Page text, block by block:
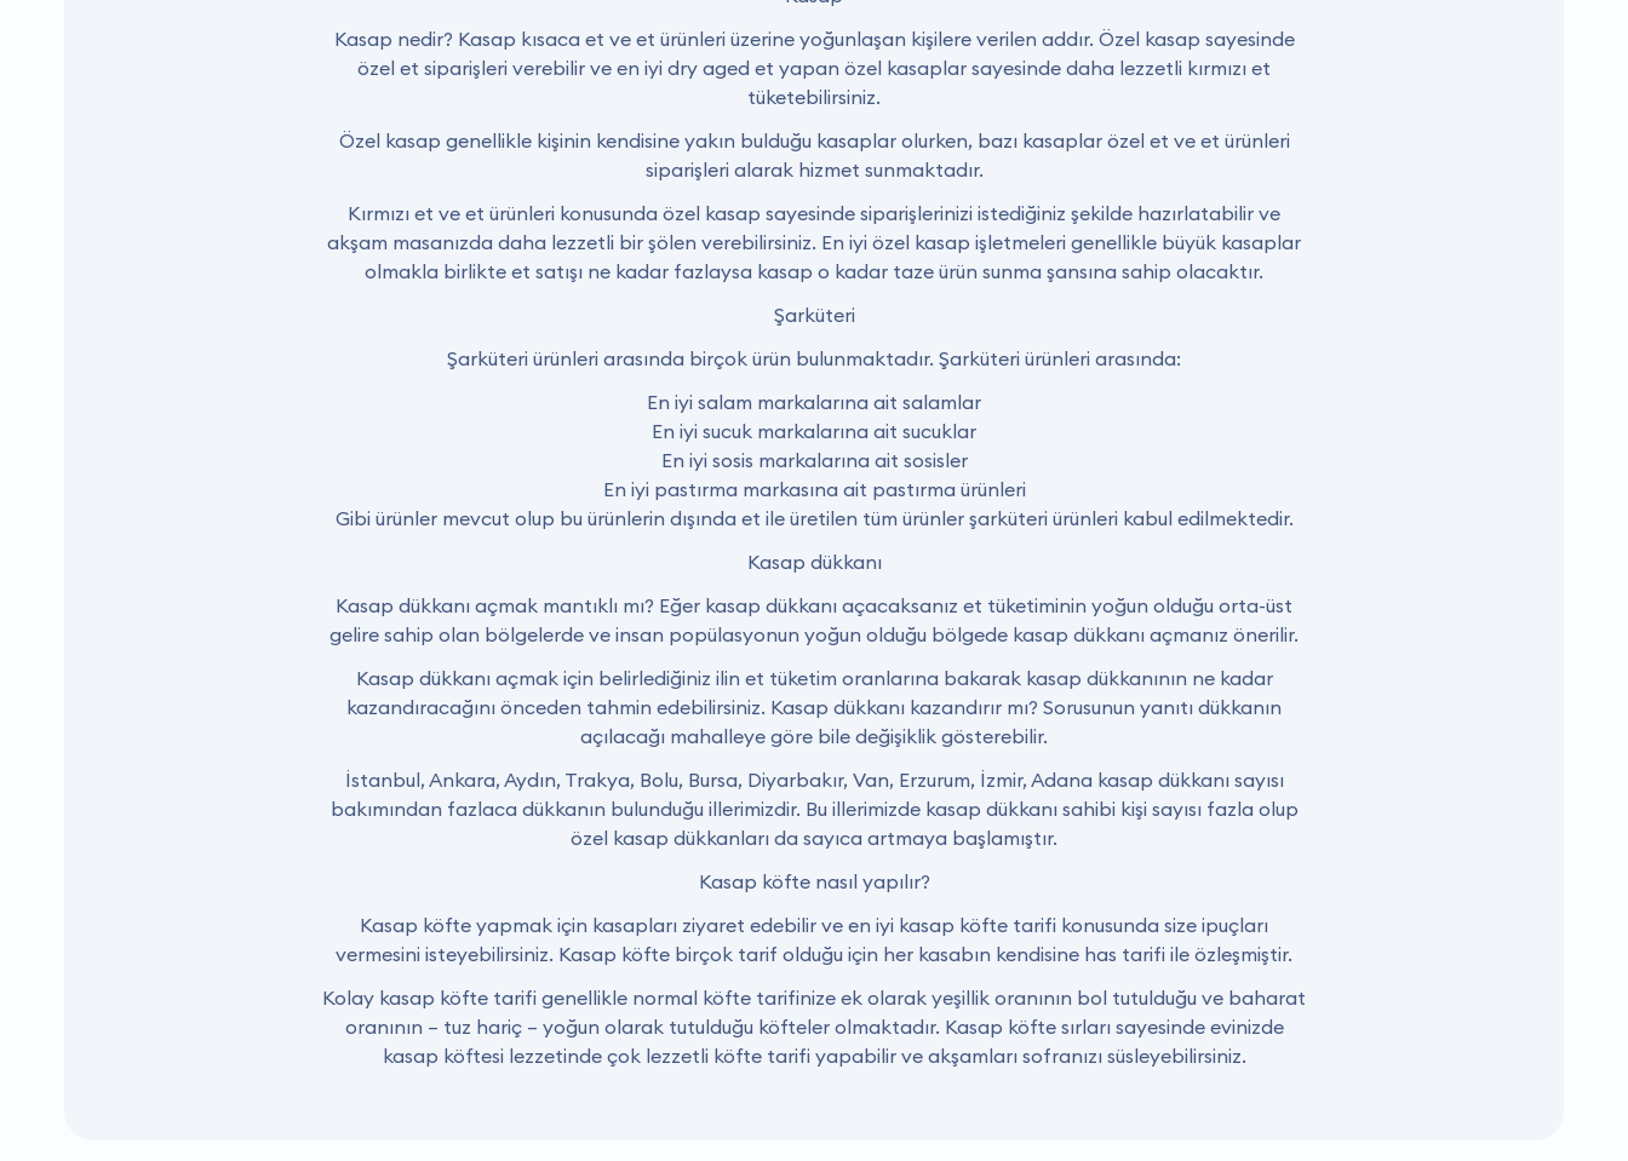
Kasap nedir? Kasap kısaca et ve et ürünleri üzerine yoğunlaşan kişilere verilen addır. Özel kasap sayesinde
özel et siparişleri verebilir ve en iyi dry aged et yapan özel kasaplar sayesinde daha lezzetli kırmızı et
tüketebilirsiniz.
Özel kasap genellikle kişinin kendisine yakın bulduğu kasaplar olurken, bazı kasaplar özel et ve et ürünleri
siparişleri alarak hizmet sunmaktadır.
Kırmızı et ve et ürünleri konusunda özel kasap sayesinde siparişlerinizi istediğiniz şekilde hazırlatabilir ve
akşam masanızda daha lezzetli bir şölen verebilirsiniz. En iyi özel kasap işletmeleri genellikle büyük kasaplar
olmakla birlikte et satışı ne kadar fazlaysa kasap o kadar taze ürün sunma şansına sahip olacaktır.
Şarküteri
Şarküteri ürünleri arasında birçok ürün bulunmaktadır. Şarküteri ürünleri arasında:
En iyi salam markalarına ait salamlar
En iyi sucuk markalarına ait sucuklar
En iyi sosis markalarına ait sosisler
En iyi pastırma markasına ait pastırma ürünleri
Gibi ürünler mevcut olup bu ürünlerin dışında et ile üretilen tüm ürünler şarküteri ürünleri kabul edilmektedir.
Kasap dükkanı
Kasap dükkanı açmak mantıklı mı? Eğer kasap dükkanı açacaksanız et tüketiminin yoğun olduğu orta-üst
gelire sahip olan bölgelerde ve insan popülasyonun yoğun olduğu bölgede kasap dükkanı açmanız önerilir.
Kasap dükkanı açmak için belirlediğiniz ilin et tüketim oranlarına bakarak kasap dükkanının ne kadar
kazandıracağını önceden tahmin edebilirsiniz. Kasap dükkanı kazandırır mı? Sorusunun yanıtı dükkanın
açılacağı mahalleye göre bile değişiklik gösterebilir.
İstanbul, Ankara, Aydın, Trakya, Bolu, Bursa, Diyarbakır, Van, Erzurum, İzmir, Adana kasap dükkanı sayısı
bakımından fazlaca dükkanın bulunduğu illerimizdir. Bu illerimizde kasap dükkanı sahibi kişi sayısı fazla olup
özel kasap dükkanları da sayıca artmaya başlamıştır.
Kasap köfte nasıl yapılır?
Kasap köfte yapmak için kasapları ziyaret edebilir ve en iyi kasap köfte tarifi konusunda size ipuçları
vermesini isteyebilirsiniz. Kasap köfte birçok tarif olduğu için her kasabın kendisine has tarifi ile özleşmiştir.
Kolay kasap köfte tarifi genellikle normal köfte tarifinize ek olarak yeşillik oranının bol tutulduğu ve baharat
oranının – tuz hariç – yoğun olarak tutulduğu köfteler olmaktadır. Kasap köfte sırları sayesinde evinizde
kasap köftesi lezzetinde çok lezzetli köfte tarifi yapabilir ve akşamları sofranızı süsleyebilirsiniz.